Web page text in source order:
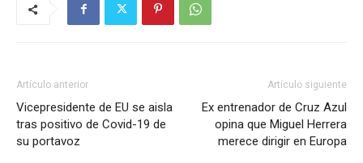
Artículo anterior
Vicepresidente de EU se aisla
tras positivo de Covid-19 de
su portavoz
Artículo siguiente
Ex entrenador de Cruz Azul
opina que Miguel Herrera
merece dirigir en Europa